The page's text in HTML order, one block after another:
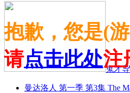
鬼才
曼达洛人 第一季 第3集 The
抱歉，您是(
请点击此处注